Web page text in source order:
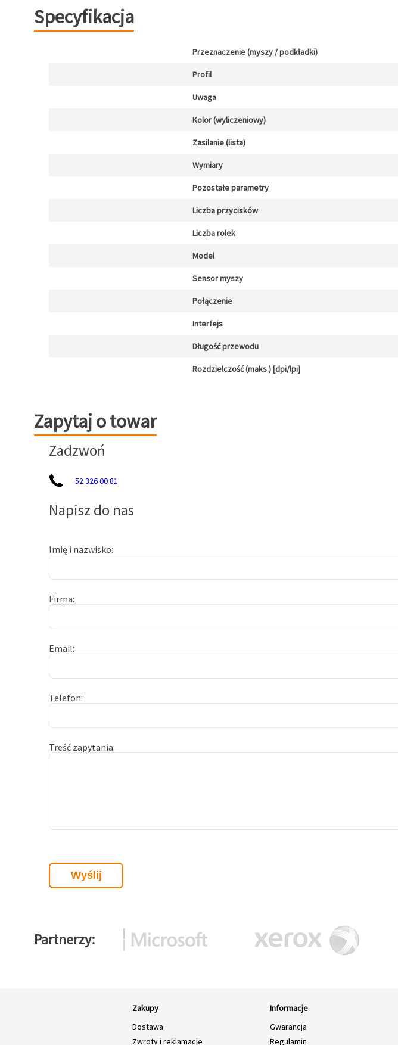
Specyfikacja
Przeznaczenie (myszy / podkładki)
Profil
Uwaga
Kolor (wyliczeniowy)
Zasilanie (lista)
Wymiary
Pozostałe parametry
Liczba przycisków
Liczba rolek
Model
Sensor myszy
Połączenie
Interfejs
Długość przewodu
Rozdzielczość (maks.) [dpi/lpi]
Zapytaj o towar
Zapytaj o towar
Zadzwoń
52 326 00 81
Napisz do nas
Imię i nazwisko
Firma
Email
Telefon
Treść zapytania
Partnerzy
Zakupy
Dostawa
Zwroty i reklamacje
Informacje
Gwarancja
Regulamin